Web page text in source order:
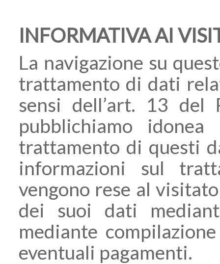
INFORMATIVA AI
La navigazione su
trattamento di dati
sensi dell’art. 13 del
pubblichiamo
trattamento di questi
informazioni sul
vengono rese al
dei suoi dati
mediante
eventuali pagamenti.